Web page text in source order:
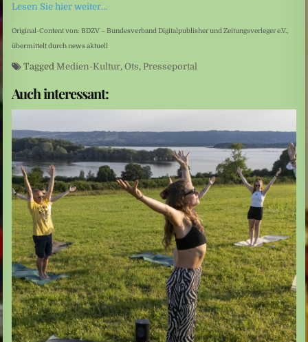
Lesen Sie hier weiter…
Original-Content von: BDZV – Bundesverband Digitalpublisher und Zeitungsverleger e.V.,
übermittelt durch news aktuell
Tagged Medien-Kultur,Ots, Presseportal
Auch interessant: